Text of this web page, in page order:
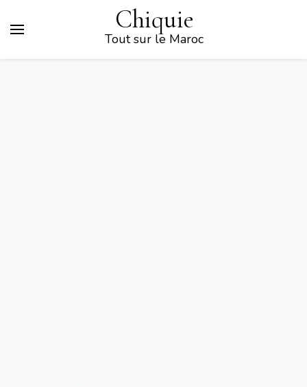
Chiquie
Tout sur le Maroc